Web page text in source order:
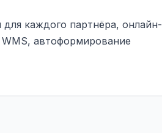
каждого партнёра, онлайн-
автоформирование